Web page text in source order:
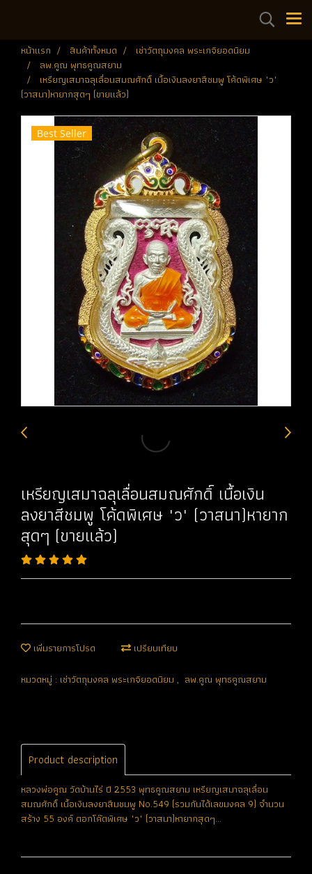
หน้าแรก สินค้าทั้งหมด
เช่าวัตถุมงคล พระเกจิยอดนิยม
ลพ.คูณ พุทธคูณสยาม
เหรียญเสมาฉลุเลื่อนสมณศักดิ์ เนื้อเงินลงยาสีชมพู โค้ดพิเศษ "ว"
(วาสนา)หายากสุดๆ (ขายแล้ว)
Best Seller
เหรียญเสมาฉลุเลื่อนสมณศักดิ์ เนื้อเงิน
ลงยาสีชมพู โค้ดพิเศษ "ว" (วาสนา)หายาก
สุดๆ (ขายแล้ว)
เพิ่มรายการโปรด เปรียบเทียบ
หมวดหมู่ : เช่าวัตถุมงคล พระเกจิยอดนิยม , ลพ.คูณ พุทธคูณสยาม
Product description
หลวงพ่อคูณ วัดบ้านไร่ ปี 2553 พุทธคูณสยาม เหรียญเสมาฉลุเลื่อน
สมณศักดิ์ เนื้อเงินลงยาสีมชมพู No.549 (รวมกันได้เลขมงคล 9) จำนวน
สร้าง 55 องค์ ตอกโค๊ตพิเศษ "ว" (วาสนา)หายากสุดๆ...